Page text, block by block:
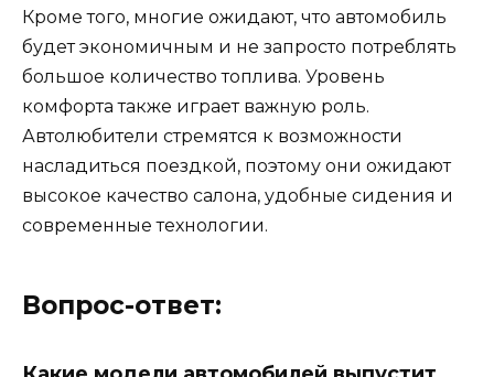
Кроме того, многие ожидают, что автомобиль
будет экономичным и не запросто потреблять
большое количество топлива. Уровень
комфорта также играет важную роль.
Автолюбители стремятся к возможности
насладиться поездкой, поэтому они ожидают
высокое качество салона, удобные сидения и
современные технологии.
Вопрос-ответ: